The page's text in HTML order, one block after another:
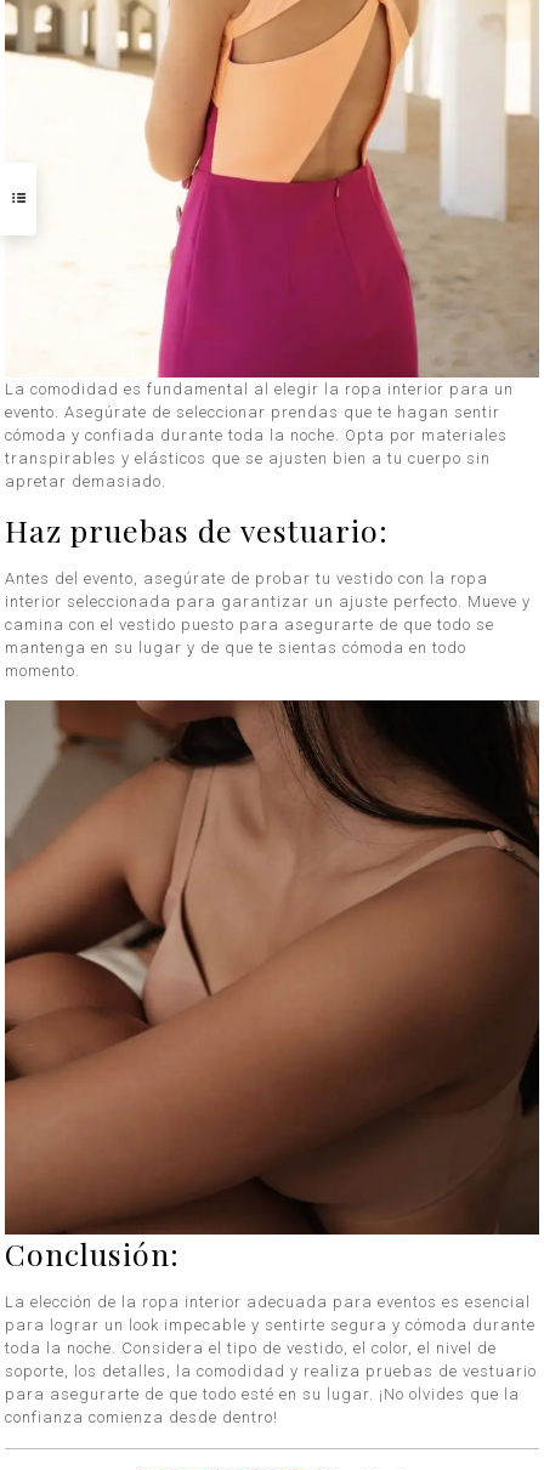
La comodidad es fundamental al elegir la ropa interior para un
evento. Asegúrate de seleccionar prendas que te hagan sentir
cómoda y confiada durante toda la noche. Opta por materiales
transpirables y elásticos que se ajusten bien a tu cuerpo sin
apretar demasiado.
Haz pruebas de vestuario:
Antes del evento, asegúrate de probar tu vestido con la ropa
interior seleccionada para garantizar un ajuste perfecto. Mueve y
camina con el vestido puesto para asegurarte de que todo se
mantenga en su lugar y de que te sientas cómoda en todo
momento.
Conclusión:
La elección de la ropa interior adecuada para eventos es esencial
para lograr un look impecable y sentirte segura y cómoda durante
toda la noche. Considera el tipo de vestido, el color, el nivel de
soporte, los detalles, la comodidad y realiza pruebas de vestuario
para asegurarte de que todo esté en su lugar. ¡No olvides que la
confianza comienza desde dentro!